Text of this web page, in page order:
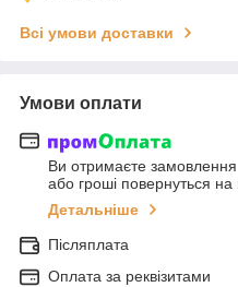
Всі умови доставки
Умови оплати
Ви отримаєте замовлення
або гроші повернуться на
Детальніше
Післяплата
Оплата за реквізитами